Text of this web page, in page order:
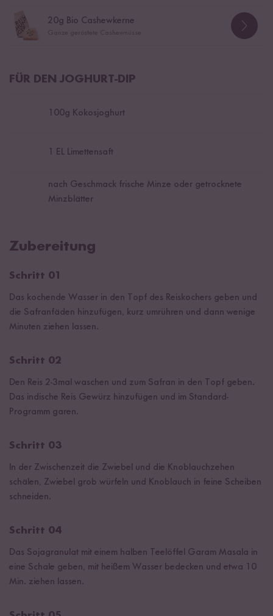
20g Bio Cashewkerne
FÜR DEN JOGHURT-DIP
100g Kokosjoghurt
1 EL Limettensaft
nach Geschmack frische Minze oder getrocknete
Minzblätter
Zubereitung
Schritt 01
Das kochende Wasser in den Topf des Reiskochers geben und
die Safranfäden hinzufügen, kurz umrühren und dann wenige
Minuten ziehen lassen.
Schritt 02
Den Reis 2-3mal waschen und zum Safran in den Topf geben.
Das indische Reis Gewürz hinzufügen und im Standard-
Programm garen.
Schritt 03
In der Zwischenzeit die Zwiebel und die Knoblauchzehen
schälen, Zwiebel grob würfeln und Knoblauch in feine Scheiben
schneiden.
Schritt 04
Das Sojagranulat mit einem halben Teelöffel Garam Masala in
eine Schale geben, mit heißem Wasser bedecken und etwa 10
Min. ziehen lassen.